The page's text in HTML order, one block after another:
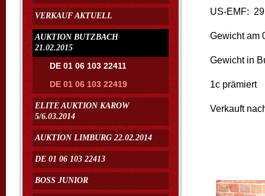
VERKAUF AKTUELL
AUKTION BUTZBACH
21.02.2015
DE 01 06 103 22411
DE 01 06 103 22419
ELITE AUKTION KAROW
5/6.03.2014
AUKTION LIMBURG 22.02.2014
DE 01 06 103 22413
BOSS JUNIOR
US-EMF:
Gewicht
Gewicht in
1c prämiert
Verkauft